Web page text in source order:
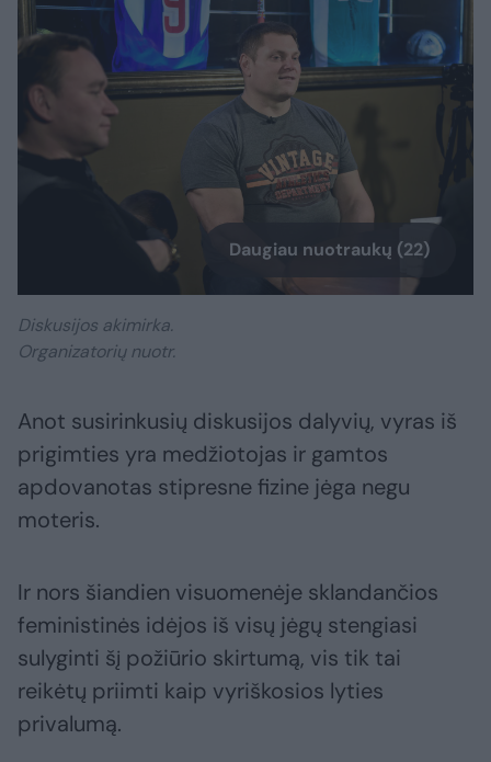
Daugiau nuotraukų (22)
Diskusijos akimirka.
Organizatorių nuotr.
Anot susirinkusių diskusijos dalyvių, vyras iš
prigimties yra medžiotojas ir gamtos
apdovanotas stipresne fizine jėga negu
moteris.
Ir nors šiandien visuomenėje sklandančios
feministinės idėjos iš visų jėgų stengiasi
sulyginti šį požiūrio skirtumą, vis tik tai
reikėtų priimti kaip vyriškosios lyties
privalumą.